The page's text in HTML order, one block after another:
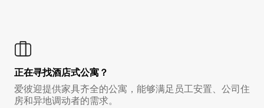
正在寻找酒店式公寓？
爱彼迎提供家具齐全的公寓，能够满足员工安置、公司住
房和异地调动者的需求。